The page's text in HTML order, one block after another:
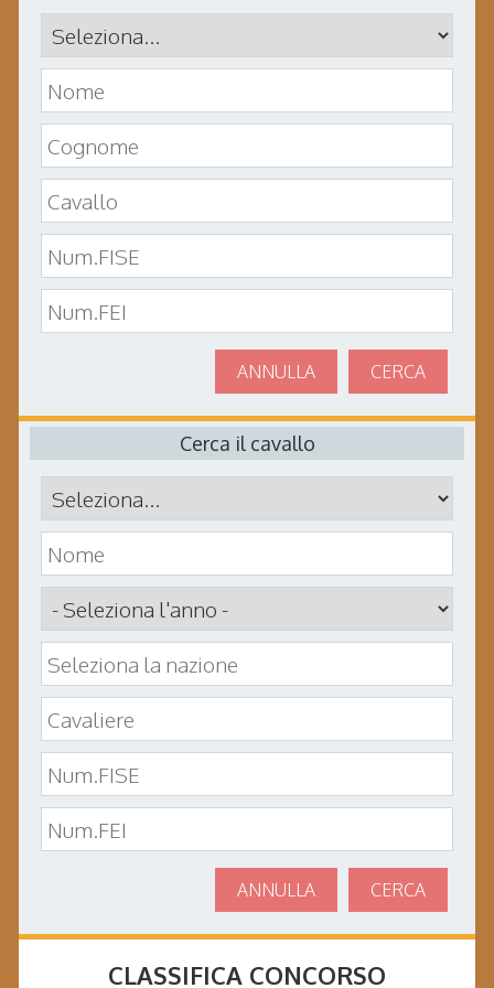
CERCA
ANNULLA
Cerca il cavallo
CERCA
ANNULLA
CLASSIFICA CONCORSO